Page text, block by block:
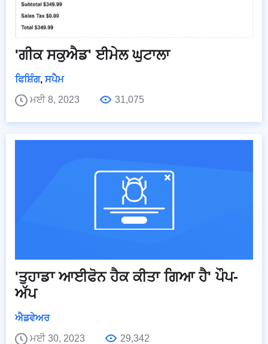
'ਗੀਕ ਸਕੁਐਡ' ਈਮੇਲ ਘੁਟਾਲਾ
ਫਿਸ਼ਿੰਗ, ਸਪੈਮ
ਮਈ 8, 2023
31,075
'ਤੁਹਾਡਾ ਆਈਫੋਨ ਹੈਕ ਕੀਤਾ ਗਿਆ ਹੈ' ਪੌਪ-
ਅੱਪ
ਐਡਵੇਅਰ
ਮਈ 30, 2023
29,342